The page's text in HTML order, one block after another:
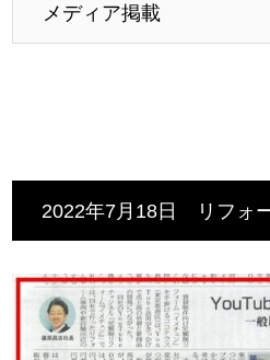
メディア掲載
2022年7月18日 リフォ